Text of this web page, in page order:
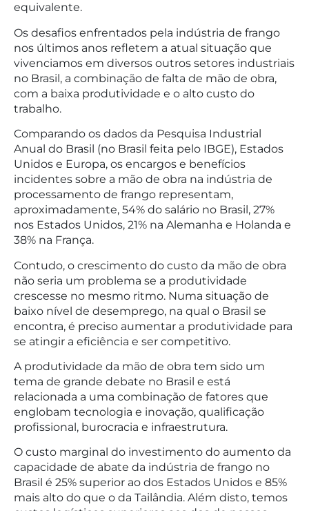
equivalente.
Os desafios enfrentados pela indústria de frango
nos últimos anos refletem a atual situação que
vivenciamos em diversos outros setores industriais
no Brasil, a combinação de falta de mão de obra,
com a baixa produtividade e o alto custo do
trabalho.
Comparando os dados da Pesquisa Industrial
Anual do Brasil (no Brasil feita pelo IBGE), Estados
Unidos e Europa, os encargos e benefícios
incidentes sobre a mão de obra na indústria de
processamento de frango representam,
aproximadamente, 54% do salário no Brasil, 27%
nos Estados Unidos, 21% na Alemanha e Holanda e
38% na França.
Contudo, o crescimento do custo da mão de obra
não seria um problema se a produtividade
crescesse no mesmo ritmo. Numa situação de
baixo nível de desemprego, na qual o Brasil se
encontra, é preciso aumentar a produtividade para
se atingir a eficiência e ser competitivo.
A produtividade da mão de obra tem sido um
tema de grande debate no Brasil e está
relacionada a uma combinação de fatores que
englobam tecnologia e inovação, qualificação
profissional, burocracia e infraestrutura.
O custo marginal do investimento do aumento da
capacidade de abate da indústria de frango no
Brasil é 25% superior ao dos Estados Unidos e 85%
mais alto do que o da Tailândia. Além disto, temos